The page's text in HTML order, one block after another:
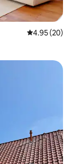
平均评分
4.95 (20)